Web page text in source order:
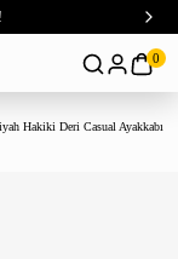
0
Hakiki Deri Casual Ayakkabı